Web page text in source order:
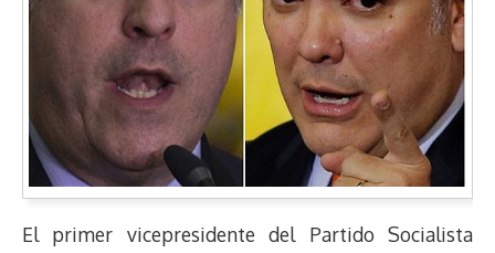
El primer vicepresidente del Partido Socialista